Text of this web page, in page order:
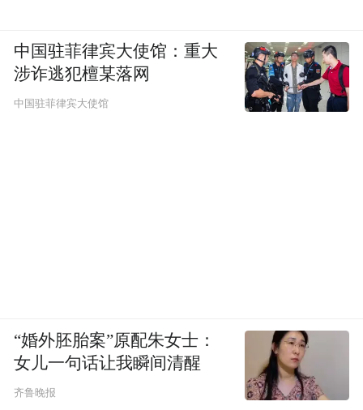
中国驻菲律宾大使馆：重大
涉诈逃犯檀某落网
中国驻菲律宾大使馆
“婚外胚胎案”原配朱女士：
女儿一句话让我瞬间清醒
齐鲁晚报